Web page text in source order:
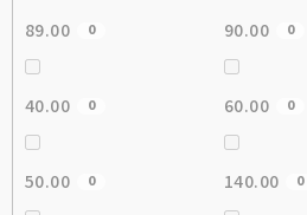
89.00 0 90.00 0
40.00 0 60.00 0
50.00 0 140.00 0